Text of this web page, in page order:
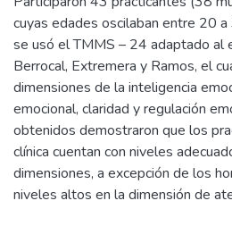
cuyas edades oscilaban entre 20
se usó el TMMS – 24 adaptado al
Berrocal, Extremera y Ramos, el
dimensiones de la inteligencia
emocional, claridad y regulación
obtenidos demostraron que los
clínica cuentan con niveles
dimensiones, a excepción de los
niveles altos en la dimensión de